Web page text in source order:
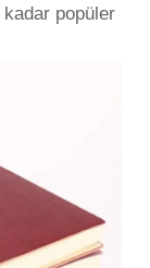
kadar popüler